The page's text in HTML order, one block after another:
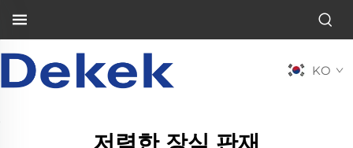
KO
저렴한 장식 판재